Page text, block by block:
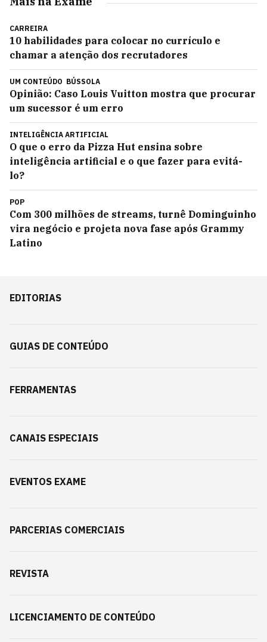
CARREIRA
10 habilidades para colocar no currículo e
chamar a atenção dos recrutadores
UM CONTEÚDO BÚSSOLA
Opinião: Caso Louis Vuitton mostra que procurar
um sucessor é um erro
INTELIGÊNCIA ARTIFICIAL
O que o erro da Pizza Hut ensina sobre
inteligência artificial e o que fazer para evitá-
lo?
POP
Com 300 milhões de streams, turnê Dominguinho
vira negócio e projeta nova fase após Grammy
Latino
EDITORIAS
GUIAS DE CONTEÚDO
FERRAMENTAS
CANAIS ESPECIAIS
EVENTOS EXAME
PARCERIAS COMERCIAIS
REVISTA
LICENCIAMENTO DE CONTEÚDO